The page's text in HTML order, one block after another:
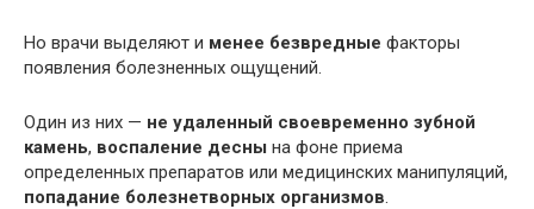
Но врачи выделяют и менее безвредные факторы
появления болезненных ощущений.
Один из них — не удаленный своевременно зубной
камень, воспаление десны на фоне приема
определенных препаратов или медицинских манипуляций,
попадание болезнетворных организмов.